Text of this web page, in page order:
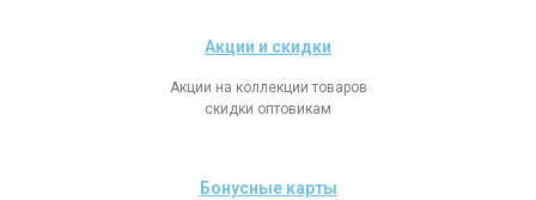
Акции и скидки
Акции на коллекции товаров
скидки оптовикам
Бонусные карты